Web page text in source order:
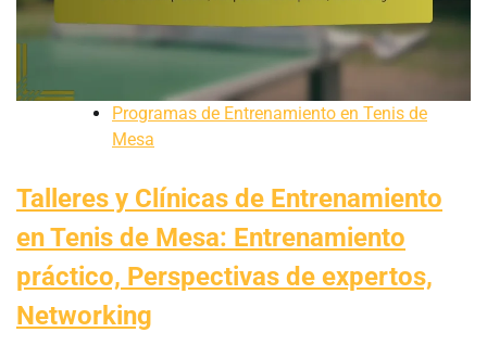
Programas de Entrenamiento en Tenis de
Mesa
Talleres y Clínicas de Entrenamiento
en Tenis de Mesa: Entrenamiento
práctico, Perspectivas de expertos,
Networking